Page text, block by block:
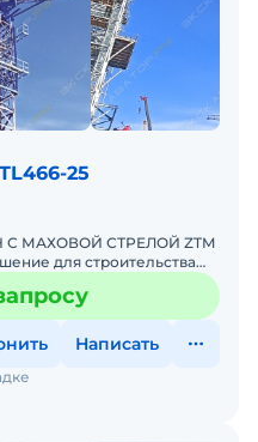
25
МАХОВОЙ СТРЕЛОЙ ZTM
для строительства
условиях или
Написать